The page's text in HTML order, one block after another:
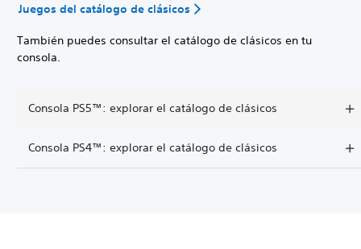
Juegos del catálogo de clásicos
También puedes consultar el catálogo de clásicos en tu
consola.
Consola PS5™: explorar el catálogo de clásicos
Consola PS4™: explorar el catálogo de clásicos